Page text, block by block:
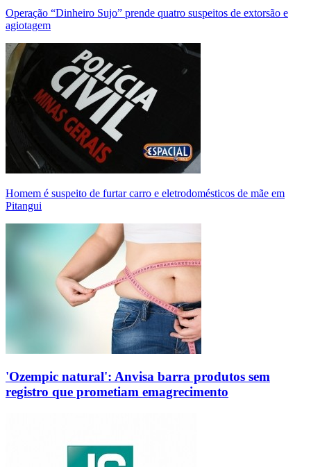
Operação “Dinheiro Sujo” prende quatro suspeitos de extorsão e
agiotagem
Homem é suspeito de furtar carro e eletrodomésticos de mãe em
Pitangui
'Ozempic natural': Anvisa barra produtos sem
registro que prometiam emagrecimento